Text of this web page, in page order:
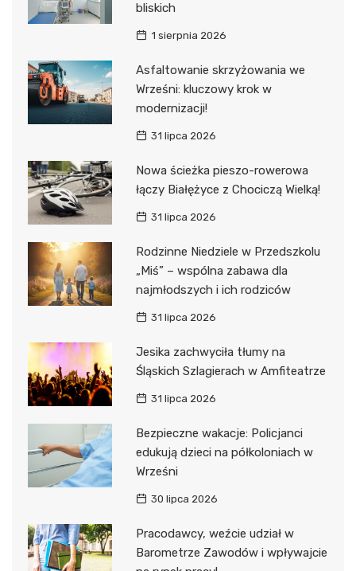
bliskich
1 sierpnia 2026
Asfaltowanie skrzyżowania we
Wrześni: kluczowy krok w
modernizacji!
31 lipca 2026
Nowa ścieżka pieszo-rowerowa
łączy Białężyce z Chociczą Wielką!
31 lipca 2026
Rodzinne Niedziele w Przedszkolu
„Miś” – wspólna zabawa dla
najmłodszych i ich rodziców
31 lipca 2026
Jesika zachwyciła tłumy na
Śląskich Szlagierach w Amfiteatrze
31 lipca 2026
Bezpieczne wakacje: Policjanci
edukują dzieci na półkoloniach w
Wrześni
30 lipca 2026
Pracodawcy, weźcie udział w
Barometrze Zawodów i wpływajcie